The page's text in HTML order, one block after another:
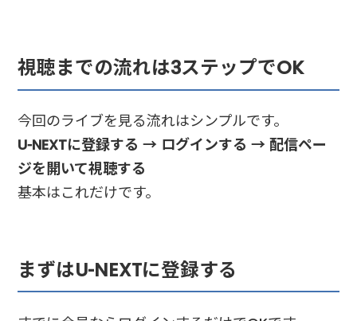
視聴までの流れは3ステップでOK
今回のライブを見る流れはシンプルです。
U-NEXTに登録する → ログインする → 配信ペー
ジを開いて視聴する
基本はこれだけです。
まずはU-NEXTに登録する